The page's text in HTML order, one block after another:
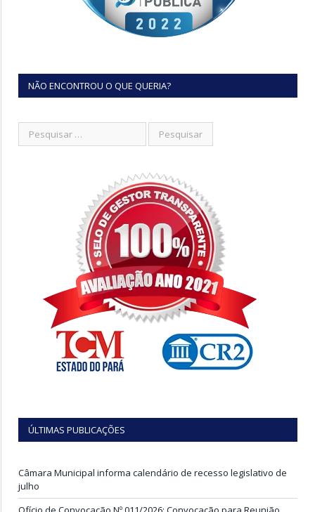
NÃO ENCONTROU O QUE QUERIA?
ÚLTIMAS PUBLICAÇÕES
Câmara Municipal informa calendário de recesso legislativo de
julho